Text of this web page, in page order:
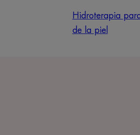
Hidroterapia
de la piel